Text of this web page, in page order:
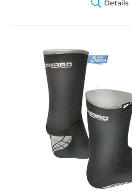
Details